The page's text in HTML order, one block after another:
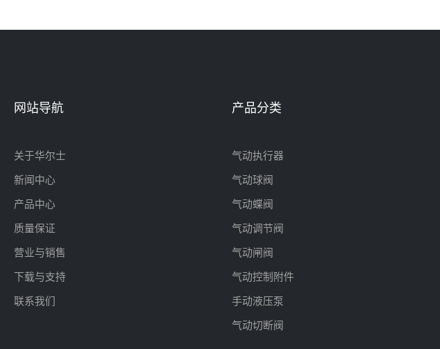
网站导航
关于华尔士
新闻中心
产品中心
质量保证
营业与销售
下载与支持
联系我们
产品分类
气动执行器
气动球阀
气动蝶阀
气动调节阀
气动闸阀
气动控制附件
手动液压泵
气动切断阀